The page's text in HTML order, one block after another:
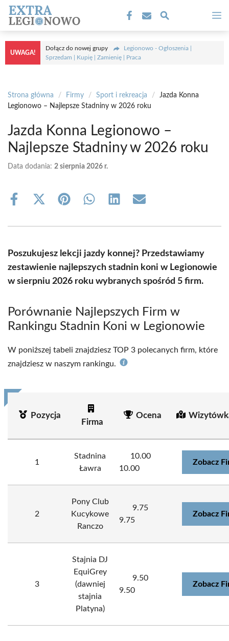
Przejdź
treści
UWAGA!
Dołącz do nowej grupy
Legionowo - Ogłoszenia |
Sprzedam | Kupię | Zamienię | Praca
Strona główna / Firmy / Sport i rekreacja /
Jazda Konna
Legionowo – Najlepsze Stadniny w 2026 roku
Jazda Konna Legionowo –
Najlepsze Stadniny w 2026 roku
Data dodania: 2 sierpnia 2026 r.
Share
Share
(Twitter)
Share Share Share Share
Poszukujesz lekcji jazdy konnej? Przedstawiamy
zestawienie najlepszych stadnin koni w Legionowie
w sierpniu 2026 roku wybranych spośród 5 firm.
Porównanie Najlepszych Firm w
Rankingu Stadnin Koni w Legionowie
W poniższej tabeli znajdziesz TOP 3 polecanych firm, które
znajdziesz w naszym rankingu.
Pozycja
Firma
Ocena
1
Stadnina
Ławra
10.00
10.00
Zobacz
2
Pony Club
Kucykowe
Ranczo
9.75
9.75
Zobacz
3
Stajnia DJ
EquiGrey
(dawniej
stajnia
Platyna)
9.50
9.50
Zobacz